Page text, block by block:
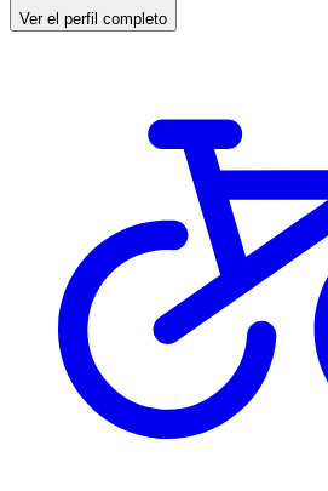
Ver el perfil completo